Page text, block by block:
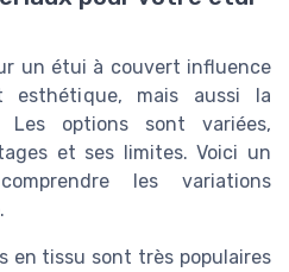
un étui à couvert influence
esthétique, mais aussi la
options sont variées,
et ses limites. Voici un
les variations
en tissu sont très populaires